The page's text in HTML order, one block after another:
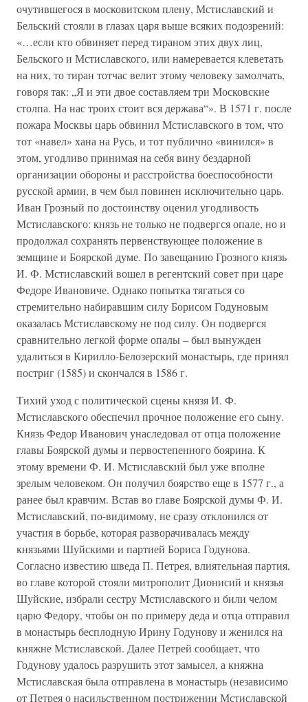
очутившегося в московитском плену, Мстиславский и
Бельский стояли в глазах царя выше всяких подозрений:
«…если кто обвиняет перед тираном этих двух лиц,
Бельского и Мстиславского, или намеревается клеветать
на них, то тиран тотчас велит этому человеку замолчать,
говоря так: „Я и эти двое составляем три Московские
столпа. На нас троих стоит вся держава“». В 1571 г. после
пожара Москвы царь обвинил Мстиславского в том, что
тот «навел» хана на Русь, и тот публично «винился» в
этом, угодливо принимая на себя вину бездарной
организации обороны и расстройства боеспособности
русской армии, в чем был повинен исключительно царь.
Иван Грозный по достоинству оценил угодливость
Мстиславского: князь не только не подвергся опале, но и
продолжал сохранять первенствующее положение в
земщине и Боярской думе. По завещанию Грозного князь
И. Ф. Мстиславский вошел в регентский совет при царе
Федоре Ивановиче. Однако попытка тягаться со
стремительно набиравшим силу Борисом Годуновым
оказалась Мстиславскому не под силу. Он подвергся
сравнительно легкой форме опалы – был вынужден
удалиться в Кирилло-Белозерский монастырь, где принял
постриг (1585) и скончался в 1586 г.
Тихий уход с политической сцены князя И. Ф.
Мстиславского обеспечил прочное положение его сыну.
Князь Федор Иванович унаследовал от отца положение
главы Боярской думы и первостепенного боярина. К
этому времени Ф. И. Мстиславский был уже вполне
зрелым человеком. Он получил боярство еще в 1577 г., а
ранее был кравчим. Встав во главе Боярской думы Ф. И.
Мстиславский, по-видимому, не сразу отклонился от
участия в борьбе, которая разворачивалась между
князьями Шуйскими и партией Бориса Годунова.
Согласно известию шведа П. Петрея, влиятельная партия,
во главе которой стояли митрополит Дионисий и князья
Шуйские, избрали сестру Мстиславского и били челом
царю Федору, чтобы он по примеру деда и отца отправил
в монастырь бесплодную Ирину Годунову и женился на
княжне Мстиславской. Далее Петрей сообщает, что
Годунову удалось разрушить этот замысел, а княжна
Мстиславская была отправлена в монастырь (независимо
от Петрея о насильственном пострижении Мстиславской